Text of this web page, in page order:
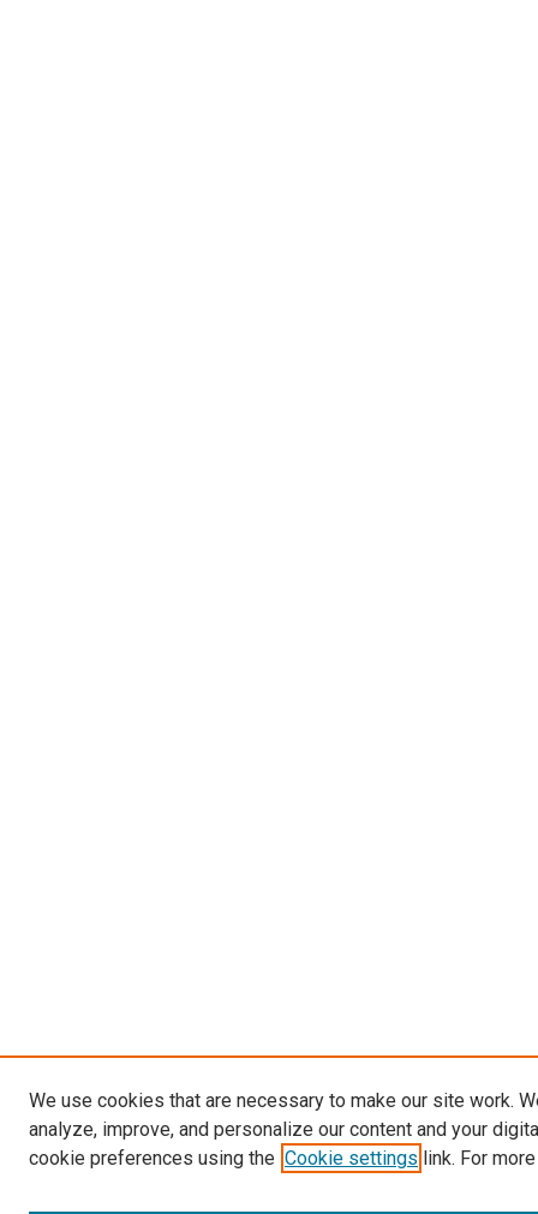
We use cookies that are necessary to make our site work.
analyze, improve, and personalize our content and your
cookie preferences using the Cookie settings link. For